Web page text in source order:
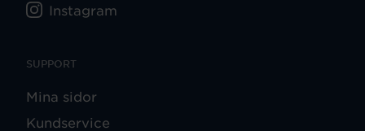
SUPPORT
Mina sidor
Kundservice
Instagram